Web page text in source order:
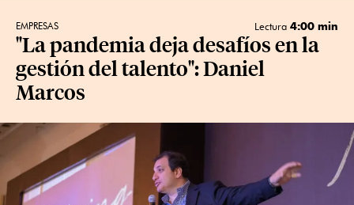
EMPRESAS Lectura 4:00 min
"La pandemia deja desafíos en la
gestión del talento": Daniel
Marcos